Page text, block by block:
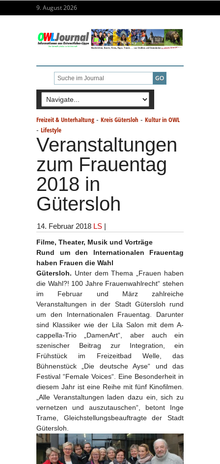
9. August 2026
Freizeit & Unterhaltung - Kreis Gütersloh - Kultur in OWL
- Lifestyle
Veranstaltungen
zum Frauentag
2018 in
Gütersloh
14. Februar 2018 LS |
Filme, Theater, Musik und Vorträge
Rund um den Internationalen Frauentag
haben Frauen die Wahl
Gütersloh. Unter dem Thema „Frauen haben
die Wahl?! 100 Jahre Frauenwahlrecht“ stehen
im Februar und März zahlreiche
Veranstaltungen in der Stadt Gütersloh rund
um den Internationalen Frauentag. Darunter
sind Klassiker wie der Lila Salon mit dem A-
cappella-Trio „DamenArt“, aber auch ein
szenischer Beitrag zur Integration, ein
Frühstück im Freizeitbad Welle, das
Bühnenstück „Die deutsche Ayse“ und das
Festival “Female Voices“. Eine Besonderheit in
diesem Jahr ist eine Reihe mit fünf Kinofilmen.
„Alle Veranstaltungen laden dazu ein, sich zu
vernetzen und auszutauschen“, betont Inge
Trame, Gleichstellungsbeauftragte der Stadt
Gütersloh.